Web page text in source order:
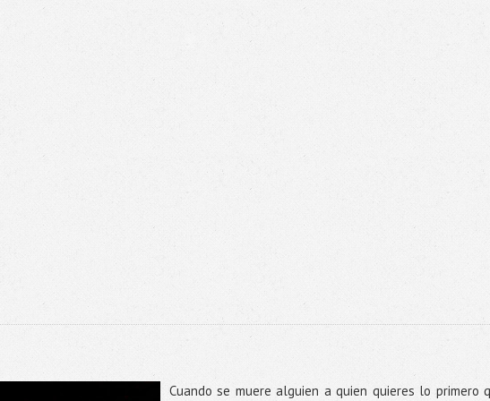
Cuando se muere alguien a quien quieres lo primero